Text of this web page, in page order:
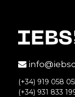
(+34) 919 058
(+34) 931 833